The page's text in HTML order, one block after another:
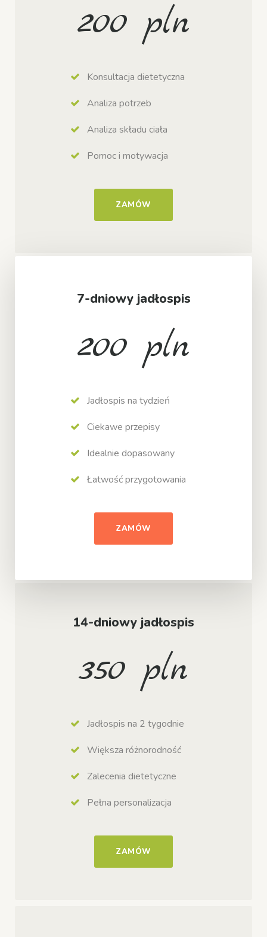
200 pln
Konsultacja dietetyczna
Analiza potrzeb
Analiza składu ciała
Pomoc i motywacja
ZAMÓW
7-dniowy jadłospis
200 pln
Jadłospis na tydzień
Ciekawe przepisy
Idealnie dopasowany
Łatwość przygotowania
ZAMÓW
14-dniowy jadłospis
350 pln
Jadłospis na 2 tygodnie
Większa różnorodność
Zalecenia dietetyczne
Pełna personalizacja
ZAMÓW